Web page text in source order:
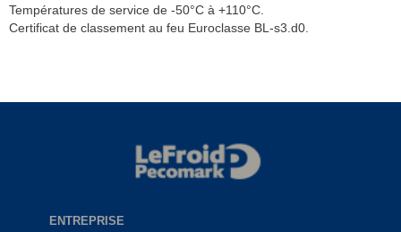
Températures de service de -50°C à +110°C.
Certificat de classement au feu Euroclasse BL-s3.d0.
ENTREPRISE